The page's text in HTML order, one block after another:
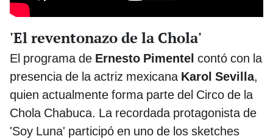
'El reventonazo de la Chola'
El programa de Ernesto Pimentel contó con la
presencia de la actriz mexicana Karol Sevilla,
quien actualmente forma parte del Circo de la
Chola Chabuca. La recordada protagonista de
'Soy Luna' participó en uno de los sketches